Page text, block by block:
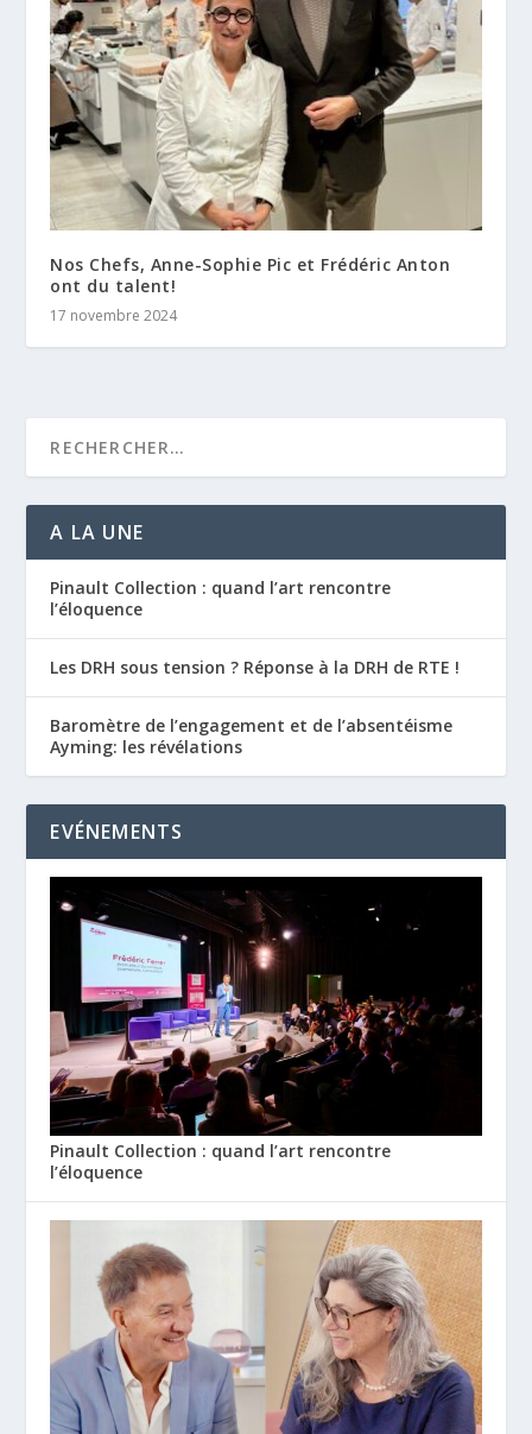
Nos Chefs, Anne-Sophie Pic et Frédéric Anton
ont du talent!
17 novembre 2024
A LA UNE
Pinault Collection : quand l’art rencontre
l’éloquence
Les DRH sous tension ? Réponse à la DRH de RTE !
Baromètre de l’engagement et de l’absentéisme
Ayming: les révélations
EVÉNEMENTS
Pinault Collection : quand l’art rencontre
l’éloquence